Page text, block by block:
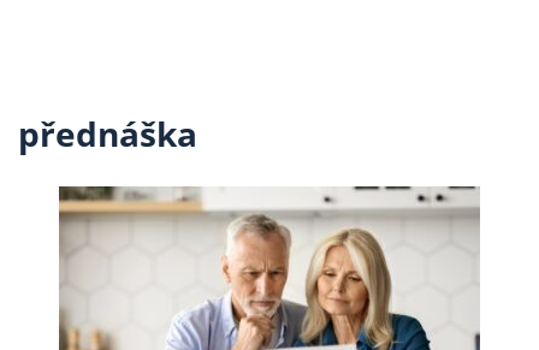
přednáška